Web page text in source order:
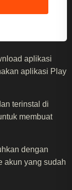
aplikasi
aplikasi Play
terinstal di
membuat
dengan
akun yang sudah